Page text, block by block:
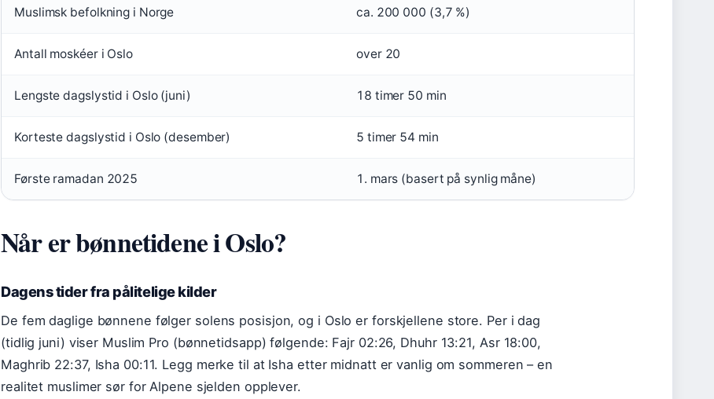
Muslimsk befolkning i Norge ca. 200 000 (3,7 %)
Antall moskéer i Oslo over 20
Lengste dagslystid i Oslo (juni) 18 timer 50 min
Korteste dagslystid i Oslo (desember) 5 timer 54 min
Første ramadan 2025 1. mars (basert på synlig måne)
Når er bønnetidene i Oslo?
Dagens tider fra pålitelige kilder
De fem daglige bønnene følger solens posisjon, og i Oslo er forskjellene store. Per i dag
(tidlig juni) viser Muslim Pro (bønnetidsapp) følgende: Fajr 02:26, Dhuhr 13:21, Asr 18:00,
Maghrib 22:37, Isha 00:11. Legg merke til at Isha etter midnatt er vanlig om sommeren – en
realitet muslimer sør for Alpene sjelden opplever.